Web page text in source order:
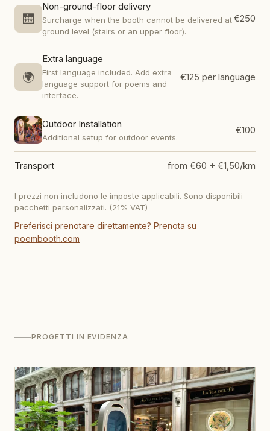
🛗
Non-ground-floor delivery
Surcharge when the booth cannot be delivered at
ground level (stairs or an upper floor).
€250
🌍
Extra language
First language included. Add extra
language support for poems and
interface.
€125 per language
Outdoor Installation
Additional setup for outdoor events.
€100
Transport from €60 + €1,50/km
I prezzi non includono le imposte applicabili. Sono disponibili
pacchetti personalizzati. (21% VAT)
Preferisci prenotare direttamente? Prenota su
poembooth.com
PROGETTI IN EVIDENZA